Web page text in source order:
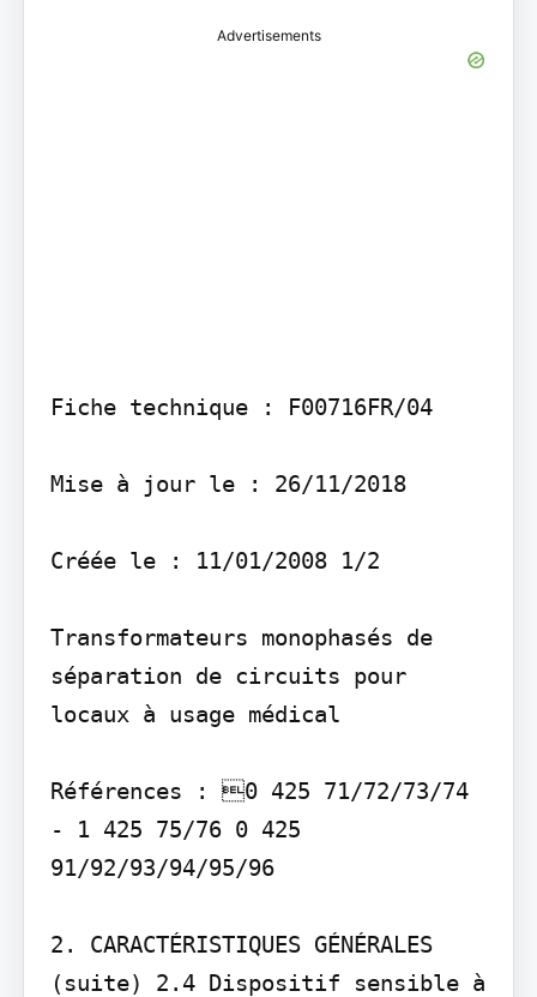
Advertisements
Fiche technique : F00716FR/04
Mise à jour le : 26/11/2018
Créée le : 11/01/2008 1/2
Transformateurs monophasés de
séparation de circuits pour
locaux à usage médical
Références : 0 425 71/72/73/74
- 1 425 75/76 0 425
91/92/93/94/95/96
2. CARACTÉRISTIQUES GÉNÉRALES
(suite) 2.4 Dispositif sensible à